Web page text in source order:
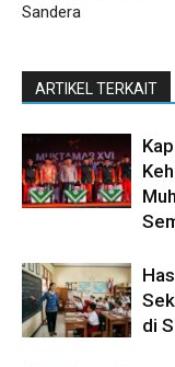
Sandera
ARTIKEL TERKAIT
di